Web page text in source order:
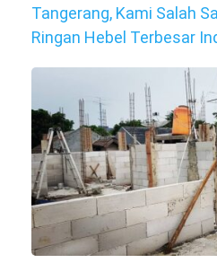
Tangerang, Kami Salah
Ringan Hebel Terbesar